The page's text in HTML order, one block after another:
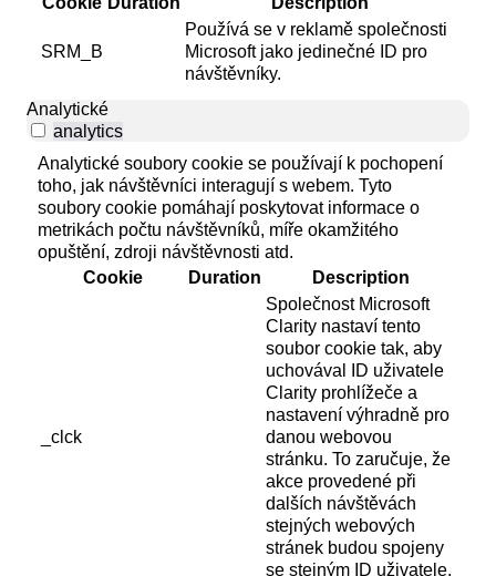
SRM_B
Používá se v reklamě společnosti
Microsoft jako jedinečné ID pro
návštěvníky.
Analytické
analytics
Analytické soubory cookie se používají k pochopení
toho, jak návštěvníci interagují s webem. Tyto
soubory cookie pomáhají poskytovat informace o
metrikách počtu návštěvníků, míře okamžitého
opuštění, zdroji návštěvnosti atd.
Cookie
Duration Description
_clck
Společnost Microsoft
Clarity nastaví tento
soubor cookie tak, aby
uchovával ID uživatele
Clarity prohlížeče a
nastavení výhradně pro
danou webovou
stránku. To zaručuje, že
akce provedené při
dalších návštěvách
stejných webových
stránek budou spojeny
se stejným ID uživatele.